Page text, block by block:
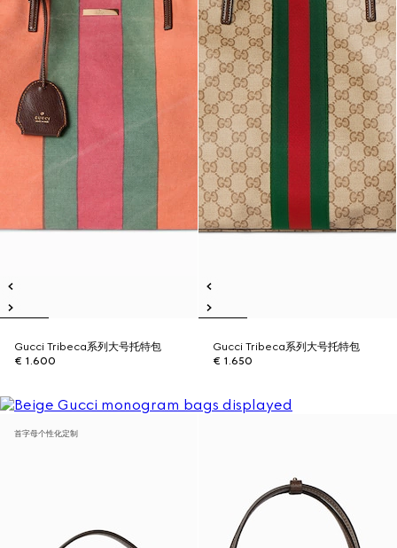
Gucci Tribeca系列大号托特包
€ 1.600
Gucci Tribeca系列大号托特包
€ 1.650
首字母个性化定制